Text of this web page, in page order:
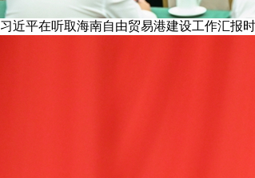
习近平在听取海南自由贸易港建设工作汇报